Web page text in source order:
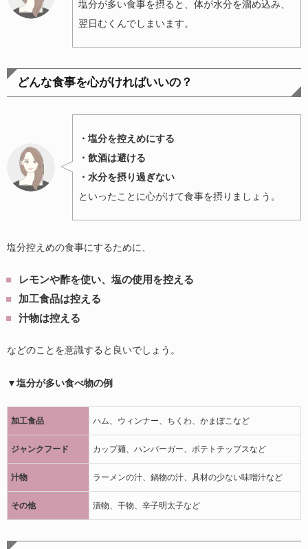
塩分が多い食事を摂ると、体が水分を溜め込み、
翌日むくんでしまいます。
どんな食事を心がければいいの？
・塩分を控えめにする
・飲酒は避ける
・水分を摂り過ぎない
といったことに心がけて食事を摂りましょう。
塩分控えめの食事にするために、
レモンや酢を使い、塩の使用を控える
加工食品は控える
汁物は控える
などのことを意識すると良いでしょう。
▼塩分が多い食べ物の例
加工食品 ハム、ウィンナー、ちくわ、かまぼこなど
ジャンクフード カップ麺、ハンバーガー、ポテトチップスなど
汁物 ラーメンの汁、鍋物の汁、具材の少ない味噌汁など
その他 漬物、干物、辛子明太子など